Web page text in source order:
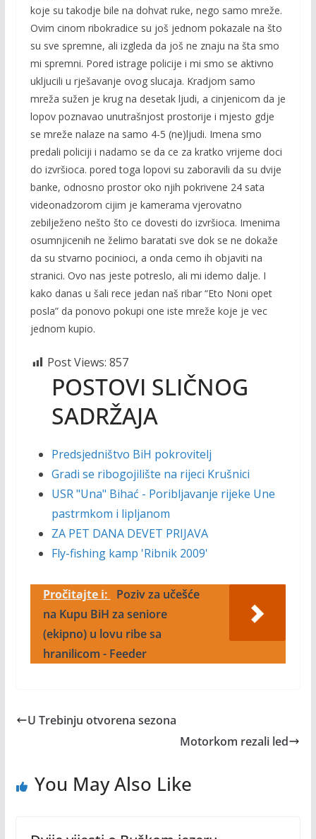
koje su takodje bile na dohvat ruke, nego samo mreže.
Ovim cinom ribokradice su još jednom pokazale na što
su sve spremne, ali izgleda da još ne znaju na šta smo
mi spremni. Pored istrage policije i mi smo se aktivno
ukljucili u rješavanje ovog slucaja. Kradjom samo
mreža sužen je krug na desetak ljudi, a cinjenicom da je
lopov poznavao unutrašnjost prostorije i mjesto gdje
se mreže nalaze na samo 4-5 (ne)ljudi. Imena smo
predali policiji i nadamo se da ce za kratko vrijeme doci
do izvršioca. pored toga lopovi su zaboravili da su dvije
banke, odnosno prostor oko njih pokrivene 24 sata
videonadzorom cijim je kamerama vjerovatno
zebilježeno nešto što ce dovesti do izvršioca. Imenima
osumnjicenih ne želimo baratati sve dok se ne dokaže
da su stvarno pocinioci, a onda cemo ih objaviti na
stranici. Ovo nas jeste potreslo, ali mi idemo dalje. I
kako danas u šali rece jedan naš ribar “Eto Noni opet
posla” da ponovo pokupi one iste mreže koje je vec
jednom kupio.
Post Views: 857
POSTOVI SLIČNOG
SADRŽAJA
Predsjedništvo BiH pokrovitelj
Gradi se ribogojilište na rijeci Krušnici
USR "Una" Bihać - Poribljavanje rijeke Une
pastrmkom i lipljanom
ZA PET DANA DEVET PRIJAVA
Fly-fishing kamp 'Ribnik 2009'
Pročitajte i:
Poziv za učešće
na Kupu BiH za seniore
(ekipno) u lovu ribe sa
hranilicom - Feeder
U Trebinju otvorena sezona
Motorkom rezali led
You May Also Like